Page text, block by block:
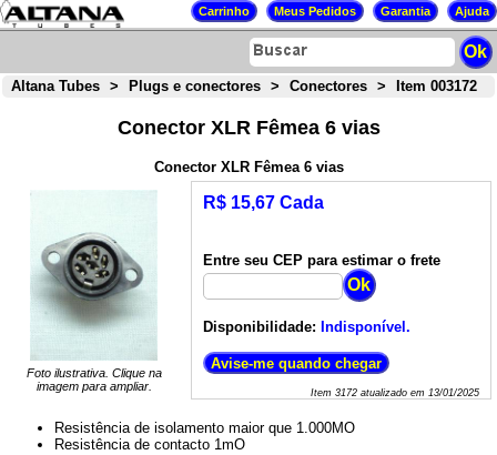
Altana Tubes > Plugs e conectores > Conectores > Item 003172
Conector XLR Fêmea 6 vias
Conector XLR Fêmea 6 vias
Foto ilustrativa. Clique na
imagem para ampliar.
R$ 15,67 Cada
Entre seu CEP para estimar o frete
Disponibilidade: Indisponível.
Item 3172atualizado em 13/01/2025
Resistência de isolamento maior que 1.000MO
Resistência de contacto 1mO